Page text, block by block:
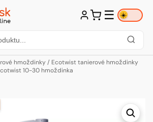
☰ ☀️
hmoždinky/ Ecotwist tanierové hmoždinky
10-30 hmoždinka